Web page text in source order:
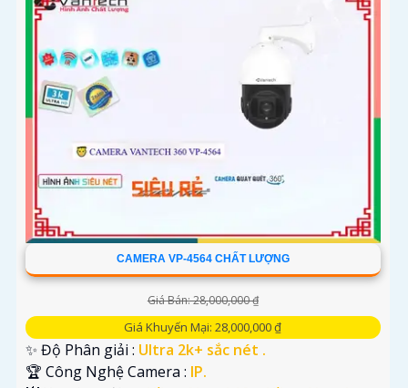
CAMERA VP-4564 CHẤT LƯỢNG
Giá Bán: 28,000,000 ₫
Giá Khuyến Mại: 28,000,000 ₫
✨ Độ Phân giải : Ultra 2k+ sắc nét .
🏆 Công Nghệ Camera : IP.